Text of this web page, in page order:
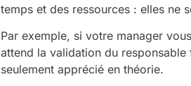
temps et des ressources : elles ne
Par exemple, si votre manager
attend la validation du
seulement apprécié en théorie.